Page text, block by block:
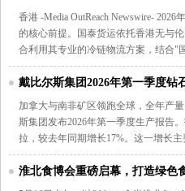
香港 -Media OutReach Newswire-
的核心前提。国泰货运依托香港无与
合利用其专业的冷链物流方案，结合"
戴比尔斯集团2026年第一季度钻
加拿大与南非矿区领跑全球，全年产
斯集团发布2026年第一季度生产报告
拉，较去年同期增长17%。这一增长
淮北食博会重磅启幕，打造绿色